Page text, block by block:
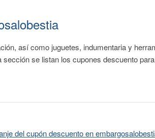
así como juguetes, indumentaria y
se listan los cupones descuento
del cupón descuento en